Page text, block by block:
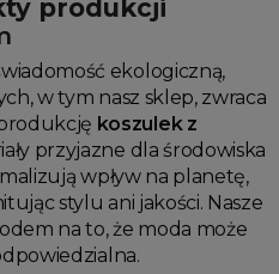
produkcji
ekologiczną,
w tym nasz sklep, zwraca
koszulek z
przyjazne dla środowiska
wpływ na planetę,
stylu ani jakości. Nasze
na to, że moda może